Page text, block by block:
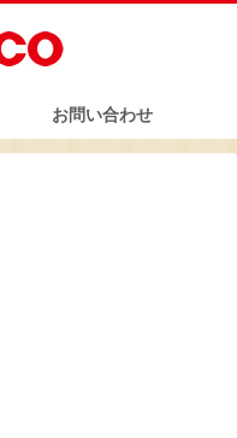
お問い合わせ